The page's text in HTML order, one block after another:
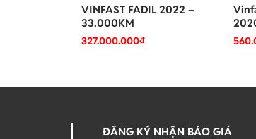
VINFAST FADIL 2022 –
33.000KM
327.000.000₫
ĐĂNG KÝ NHẬN BÁO GIÁ